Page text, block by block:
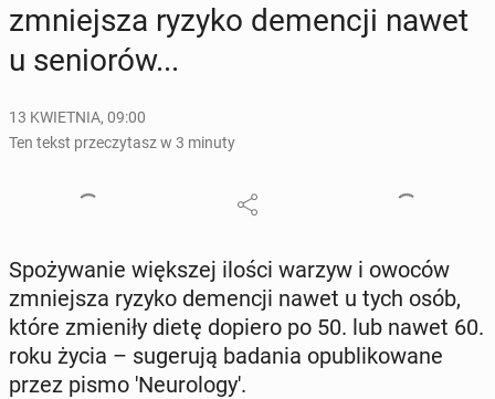
zmniej­sza ryzyko de­men­cji nawet
u se­nio­rów...
13 KWIETNIA, 09:00
Ten tekst przeczytasz w 3 minuty
Spo­ży­wa­nie więk­szej ilości warzyw i owoców
zmniej­sza ryzyko de­men­cji nawet u tych osób,
które zmie­ni­ły dietę dopiero po 50. lub nawet 60.
roku życia – su­ge­ru­ją badania opu­bli­ko­wa­ne
przez pismo 'Neu­ro­lo­gy'.